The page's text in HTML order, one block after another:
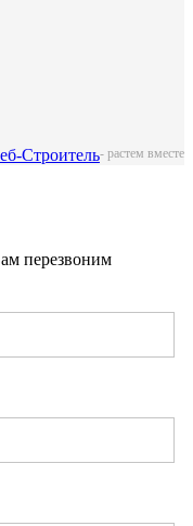
- растем вместе
перезвоним